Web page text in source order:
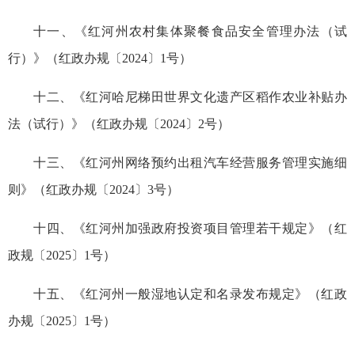
十一、《红河州农村集体聚餐食品安全管理办法（试
行）》（红政办规〔2024〕1号）
十二、《红河哈尼梯田世界文化遗产区稻作农业补贴办
法（试行）》（红政办规〔2024〕2号）
十三、《红河州网络预约出租汽车经营服务管理实施细
则》（红政办规〔2024〕3号）
十四、《红河州加强政府投资项目管理若干规定》（红
政规〔2025〕1号）
十五、《红河州一般湿地认定和名录发布规定》（红政
办规〔2025〕1号）